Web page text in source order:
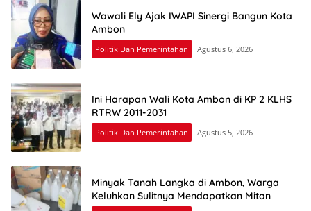
Wawali Ely Ajak IWAPI Sinergi Bangun Kota
Ambon
Politik Dan Pemerintahan Agustus 6, 2026
Ini Harapan Wali Kota Ambon di KP 2 KLHS
RTRW 2011-2031
Politik Dan Pemerintahan Agustus 5, 2026
Minyak Tanah Langka di Ambon, Warga
Keluhkan Sulitnya Mendapatkan Mitan